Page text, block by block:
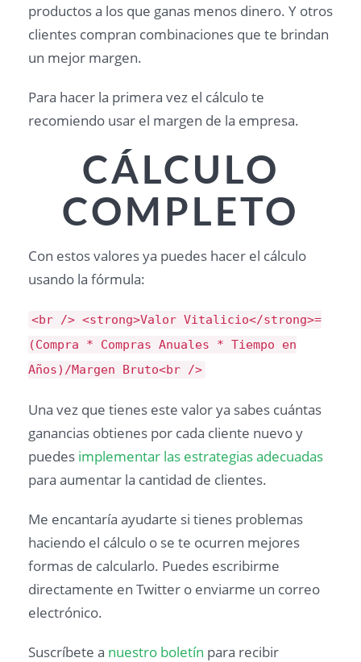
productos a los que ganas menos dinero. Y otros
clientes compran combinaciones que te brindan
un mejor margen.
Para hacer la primera vez el cálculo te
recomiendo usar el margen de la empresa.
CÁLCULO
COMPLETO
Con estos valores ya puedes hacer el cálculo
usando la fórmula:
<br /> <strong>Valor Vitalicio</strong>=
(Compra * Compras Anuales * Tiempo en
Años)/Margen Bruto<br />
Una vez que tienes este valor ya sabes cuántas
ganancias obtienes por cada cliente nuevo y
puedes implementar las estrategias adecuadas
para aumentar la cantidad de clientes.
Me encantaría ayudarte si tienes problemas
haciendo el cálculo o se te ocurren mejores
formas de calcularlo. Puedes escribirme
directamente en Twitter o enviarme un correo
electrónico.
Suscríbete a nuestro boletín para recibir